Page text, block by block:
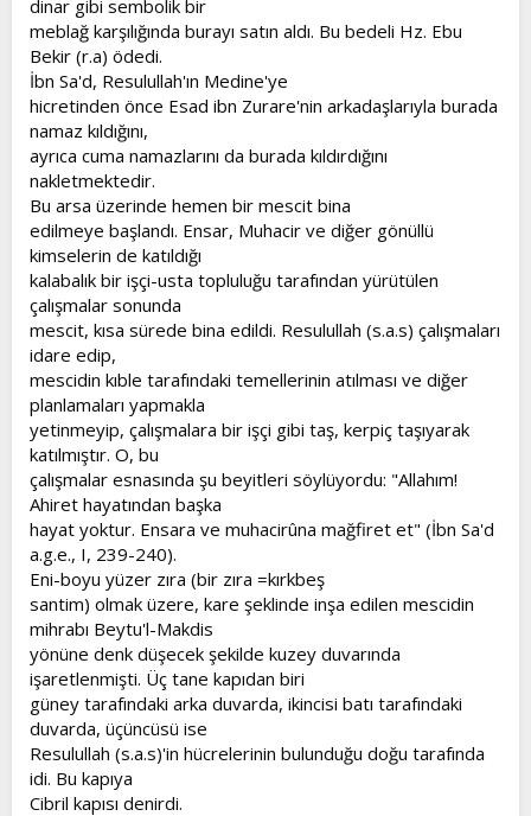
dinar gibi sembolik bir
meblağ karşılığında burayı satın aldı. Bu bedeli Hz. Ebu
Bekir (r.a) ödedi.
İbn Sa'd, Resulullah'ın Medine'ye
hicretinden önce Esad ibn Zurare'nin arkadaşlarıyla burada
namaz kıldığını,
ayrıca cuma namazlarını da burada kıldırdığını
nakletmektedir.
Bu arsa üzerinde hemen bir mescit bina
edilmeye başlandı. Ensar, Muhacir ve diğer gönüllü
kimselerin de katıldığı
kalabalık bir işçi-usta topluluğu tarafından yürütülen
çalışmalar sonunda
mescit, kısa sürede bina edildi. Resulullah (s.a.s) çalışmaları
idare edip,
mescidin kıble tarafındaki temellerinin atılması ve diğer
planlamaları yapmakla
yetinmeyip, çalışmalara bir işçi gibi taş, kerpiç taşıyarak
katılmıştır. O, bu
çalışmalar esnasında şu beyitleri söylüyordu: "Allahım!
Ahiret hayatından başka
hayat yoktur. Ensara ve muhacirûna mağfiret et" (İbn Sa'd
a.g.e., I, 239-240).
Eni-boyu yüzer zıra (bir zıra =kırkbeş
santim) olmak üzere, kare şeklinde inşa edilen mescidin
mihrabı Beytu'l-Makdis
yönüne denk düşecek şekilde kuzey duvarında
işaretlenmişti. Üç tane kapıdan biri
güney tarafındaki arka duvarda, ikincisi batı tarafındaki
duvarda, üçüncüsü ise
Resulullah (s.a.s)'in hücrelerinin bulunduğu doğu tarafında
idi. Bu kapıya
Cibril kapısı denirdi.